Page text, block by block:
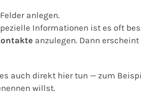
anlegen.
Informationen ist es oft
anzulegen. Dann
auch direkt hier tun — zum
willst.